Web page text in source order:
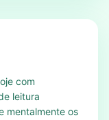
com
leitura
mentalmente os